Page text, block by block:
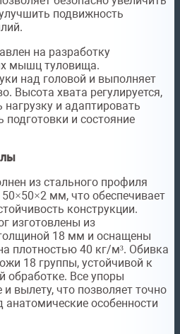
подвижность
на разработку
мышц туловища.
над головой и выполняет
Высота хвата регулируется,
и адаптировать
подготовки и состояние
из стального профиля
мм, что обеспечивает
конструкции.
изготовлены из
18 мм и оснащены
плотностью 40 кг/м³. Обивка
18 группы, устойчивой к
обработке. Все упоры
вылету, что позволяет точно
анатомические особенности